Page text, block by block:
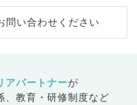
問い合わせください
アパートナーが
教育・研修制度など